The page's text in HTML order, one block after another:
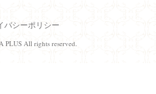
バシーポリシー
PLUS All rights reserved.